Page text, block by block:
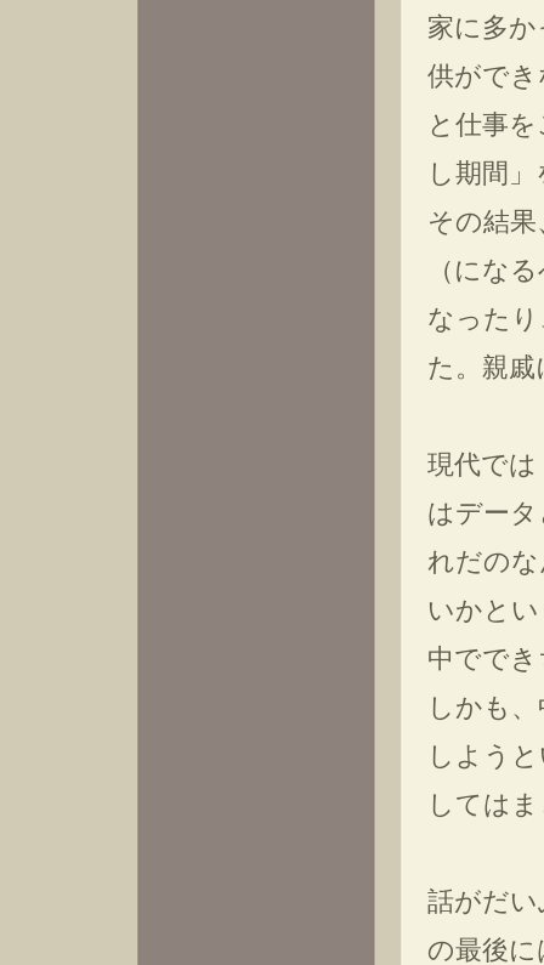
家に多
供がで
と仕事
し期間
その結
（にな
なった
た。親
現代で
はデー
れだの
いかと
中でで
しかも
しよう
しては
話がだ
の最後